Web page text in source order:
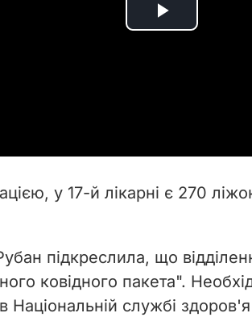
P
d
e
o
у 17-й лікарні є 270
підкреслила, що
ковідного пакета".
Національній службі